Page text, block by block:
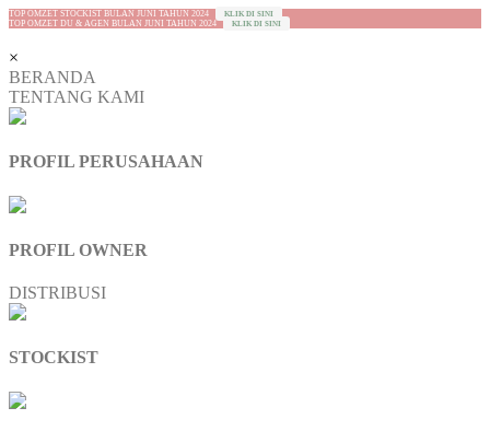
TOP OMZET STOCKIST BULAN JUNI TAHUN 2024 KLIK DI SINI
TOP OMZET DU & AGEN BULAN JUNI TAHUN 2024 KLIK DI SINI
×
BERANDA
TENTANG KAMI
PROFIL PERUSAHAAN
PROFIL OWNER
DISTRIBUSI
STOCKIST